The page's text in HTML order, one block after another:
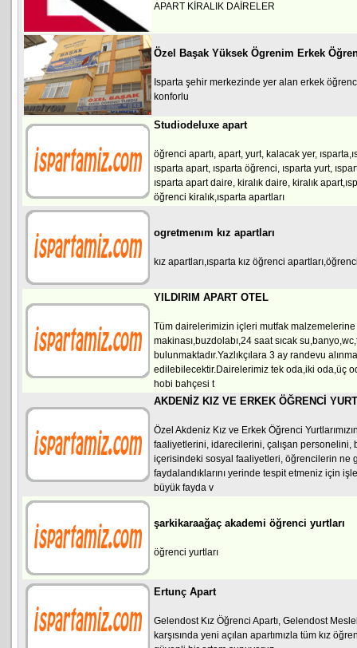
APART KİRALIK DAİRELER
Özel Başak Yüksek Ögrenim Erkek
Isparta şehir merkezinde yer alan erkek
konforlu
Studiodeluxe apart
öğrenci apartı, apart, yurt, kalacak yer,
ısparta apart, ısparta öğrenci, ısparta yurt,
ısparta apart daire, kiralık daire, kiralık
öğrenci kiralık,ısparta apartları
ogretmenım kız apartları
kız apartları,ısparta kız öğrenci
YILDIRIM APART OTEL
Tüm dairelerimizin içleri mutfak malzemelerine
makinası,buzdolabı,24 saat sıcak
bulunmaktadır.Yazlıkçılara 3 ay randevu
edilebilecektir.Dairelerimiz tek oda,iki oda,üç
hobi bahçesi t
AKDENİZ KIZ VE ERKEK ÖĞRENCİ
Özel Akdeniz Kız ve Erkek Öğrenci
faaliyetlerini, idarecilerini, çalışan personelini,
içerisindeki sosyal faaliyetleri, öğrencilerin ne
faydalandıklarını yerinde tespit etmeniz için
büyük fayda v
şarkikaraağaç akademi öğrenci yurtları
öğrenci yurtları
Ertunç Apart
Gelendost Kız Öğrenci Apartı, Gelendost
karşısında yeni açılan apartımızla tüm kız